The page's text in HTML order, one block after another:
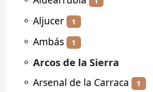
⚬ Aljucer 1
⚬ Ambás 1
⚬ Arcos de la Sierra
⚬ Arsenal de la Carraca 1